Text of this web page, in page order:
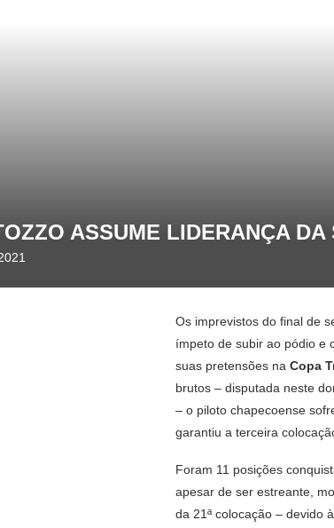
ASSUME LIDERANÇA DA
Os imprevistos do final de
ímpeto de subir ao pódio e
suas pretensões na Copa
brutos – disputada neste
– o piloto chapecoense
garantiu a terceira
Foram 11 posições
apesar de ser estreante,
da 21ª colocação – devido